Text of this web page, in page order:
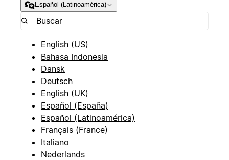
Español (Latinoamérica)
English (US)
Bahasa Indonesia
Dansk
Deutsch
English (UK)
Español (España)
Español (Latinoamérica)
Français (France)
Italiano
Nederlands